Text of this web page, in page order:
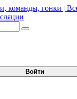
Войти